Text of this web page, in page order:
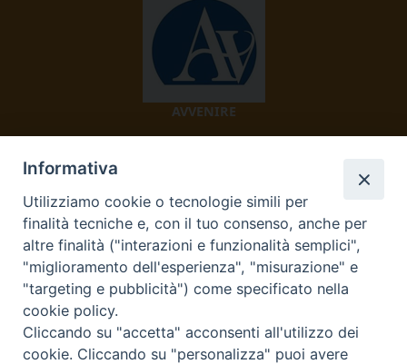
AVVENIRE
TV 2000
Informativa
Utilizziamo cookie o tecnologie simili per
finalità tecniche e, con il tuo consenso, anche per
altre finalità ("interazioni e funzionalità semplici",
"miglioramento dell'esperienza", "misurazione" e
"targeting e pubblicità") come specificato nella
cookie policy.
Cliccando su "accetta" acconsenti all'utilizzo dei
cookie. Cliccando su "personalizza" puoi avere